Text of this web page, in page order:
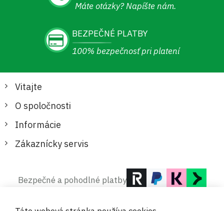
Máte otázky? Napíšte nám.
BEZPEČNÉ PLATBY
100% bezpečnosť pri platení
Vitajte
O spoločnosti
Informácie
Zákaznícky servis
Bezpečné a pohodlné platby